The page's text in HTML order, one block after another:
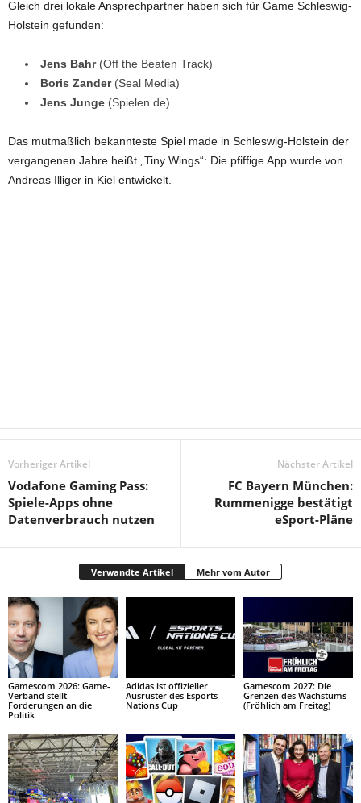
Gleich drei lokale Ansprechpartner haben sich für Game Schleswig-
Holstein gefunden:
Jens Bahr(Off the Beaten Track)
Boris Zander(Seal Media)
Jens Junge (Spielen.de)
Das mutmaßlich bekannteste Spiel made in Schleswig-Holstein der
vergangenen Jahre heißt „Tiny Wings“: Die pfiffige App wurde von
Andreas Illiger in Kiel entwickelt.
Vorheriger Artikel
Vodafone Gaming Pass:
Spiele-Apps ohne
Datenverbrauch nutzen
Nächster Artikel
FC Bayern München:
Rummenigge bestätigt
eSport-Pläne
Verwandte Artikel Mehr vom Autor
Gamescom 2026: Game-
Verband stellt
Forderungen an die
Politik
Adidas ist offizieller
Ausrüster des Esports
Nations Cup
Gamescom 2027: Die
Grenzen des Wachstums
(Fröhlich am Freitag)